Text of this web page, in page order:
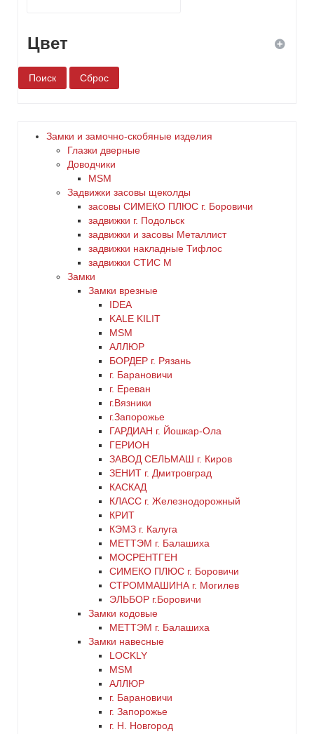
Цвет
белый
желтый
Замки и замочно-скобяные изделия
Глазки дверные
Доводчики
MSM
Задвижки засовы щеколды
заcовы СИМЕКО ПЛЮС г. Боровичи
задвижки г. Подольск
задвижки и засовы Металлист
задвижки накладные Тифлос
задвижки СТИС М
Замки
Замки врезные
IDEA
KALE KILIT
MSM
АЛЛЮР
БОРДЕР г. Рязань
г. Барановичи
г. Ереван
г.Вязники
г.Запорожье
ГАРДИАН г. Йошкар-Ола
ГЕРИОН
ЗАВОД СЕЛЬМАШ г. Киров
ЗЕНИТ г. Дмитровград
КАСКАД
КЛАСС г. Железнодорожный
КРИТ
КЭМЗ г. Калуга
МЕТТЭМ г. Балашиха
МОСРЕНТГЕН
СИМЕКО ПЛЮС г. Боровичи
СТРОММАШИНА г. Могилев
ЭЛЬБОР г.Боровичи
Замки кодовые
МЕТТЭМ г. Балашиха
Замки навесные
LOCKLY
MSM
АЛЛЮР
г. Барановичи
г. Запорожье
г. Н. Новгород